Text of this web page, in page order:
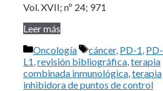
Vol. XVII; nº 24; 971
Leer más
Categorías
Oncología Etiquetas
cáncer, PD-1 PD-
L1 revisión bibliográfica terapia
combinada inmunológica terapia
inhibidora de puntos de control